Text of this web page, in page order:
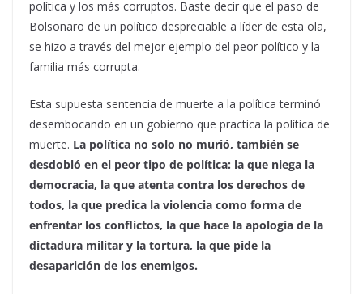
política y los más corruptos. Baste decir que el paso de
Bolsonaro de un político despreciable a líder de esta ola,
se hizo a través del mejor ejemplo del peor político y la
familia más corrupta.
Esta supuesta sentencia de muerte a la política terminó
desembocando en un gobierno que practica la política de
muerte. La política no solo no murió, también se
desdobló en el peor tipo de política: la que niega la
democracia, la que atenta contra los derechos de
todos, la que predica la violencia como forma de
enfrentar los conflictos, la que hace la apología de la
dictadura militar y la tortura, la que pide la
desaparición de los enemigos.